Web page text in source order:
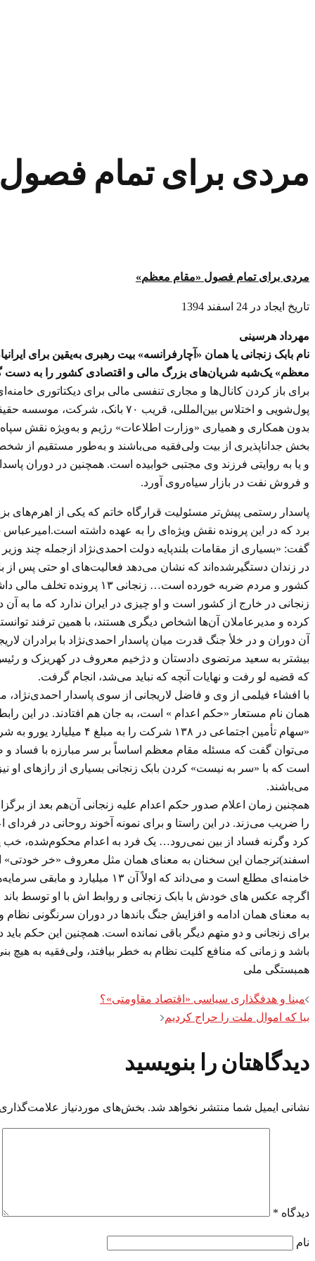
مردی برای تمام
مردی برای تمام فصول «مقام معظم»
تاریخ ایجاد در 24 اسفند 1394
مهرداد هرسینی
نام بابک زنجانی یا همان «آچارفرانسه» بیت رهبری به‌یقین برای
معظم» یک‌شبه شریان‌های بزرگ مالی و اقتصادی کشور را به
برای باز کردن کانال‌ها و مجاری تنفسی مالی برای دیکتاتوری
پول‌شویی و اختلاس بین‌المللی،
بدون همکاری و همیاری «وزارت اطلاعات» رژیم و به‌ویژه نقش
بخش جداناپذیری از بیت ولی‌فقیه می‌باشند و به‌طور مستقیم از
و یا به روایتی فرزند وی مجتبی خوابیده است. همچنین در دوران
و فروش نفت در بازار سیاه‌روی آورد.
پاسدار رستمی پیش‌تر مسئولیت قرارگاه خاتم که یکی از اهرم‌های
آن دوران و در خلأ جنگ قدرت میان پاسدار احمدی‌نژاد با برادران
بیشتر به سعید مرتضوی دادستان و دژخیم معروف در کهریزک و
که قضیه لو رفت و نهایات آنچه که نباید می‌شد، انجام گرفت.
با افشاء فیلمی از وی و فاضل لاریجانی از سوی پاسدار
همان نام مستعار «حکم اعدام » است، به جان هم افتادند. در این
«سهام تأمین اجتماعی
می‌توان گفت که مسئله مقام معظم اساساً بر سر مبارزه با فساد و
است که با «سر به نیست» کردن بابک زنجانی بسیاری از رازهای او
می‌باشند.
همچنین زمان اعلام صدور حکم اعدام علیه زنجانی آن‌هم بعد از
را ضریب می‌زند. در این راستا و برای نمونه آخوند روحانی در فردای
اسفند)ترجمان این سخنان به معنای همان مثل معروف «خر خودتی»
خامنه‌ای مطلع است و می‌داند
اگرچه عکس های خودش با بابک زنجانی و روابط اش با او توسط
به معنای همان ادامه و افزایش جنگ باندها در دوران سرنگونی
برای زنجانی و دو متهم دیگر باقی نمانده است. همچنین این حکم
باشد و زمانی که منافع کلیت نظام به خطر بیافتد، ولی‌فقیه به
همبستگی ملی
Post
navigation
مبنا و هدفگذاری سیاسی «اقتصاد مقاومتی»؟
بیا که اموال ملت را حراج کردیم
دیدگاهتان را بنویسید
نشانی ایمیل شما منتشر نخواهد شد. بخش‌های موردنیاز
دیدگاه *
نام